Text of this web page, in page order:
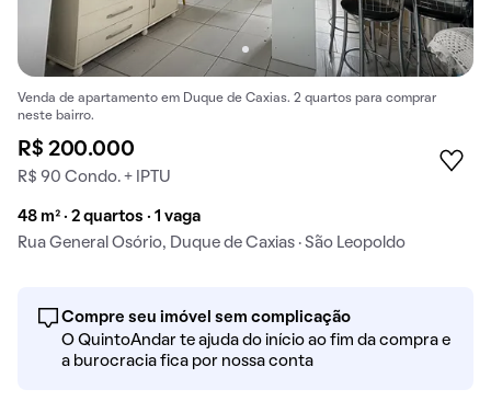
Venda de apartamento em Duque de Caxias. 2 quartos para comprar
neste bairro.
R$ 200.000
R$ 90 Condo. + IPTU
48 m² · 2 quartos · 1 vaga
Rua General Osório, Duque de Caxias · São Leopoldo
Compre seu imóvel sem complicação
O QuintoAndar te ajuda do início ao fim da compra e
a burocracia fica por nossa conta